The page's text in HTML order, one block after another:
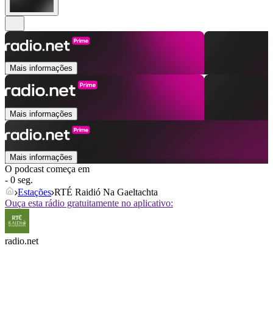
Mais informações
Mais informações
Mais informações
O podcast começa em
- 0 seg.
Estações RTÉ Raidió Na Gaeltachta
Ouça esta rádio gratuitamente no aplicativo:
radio.net